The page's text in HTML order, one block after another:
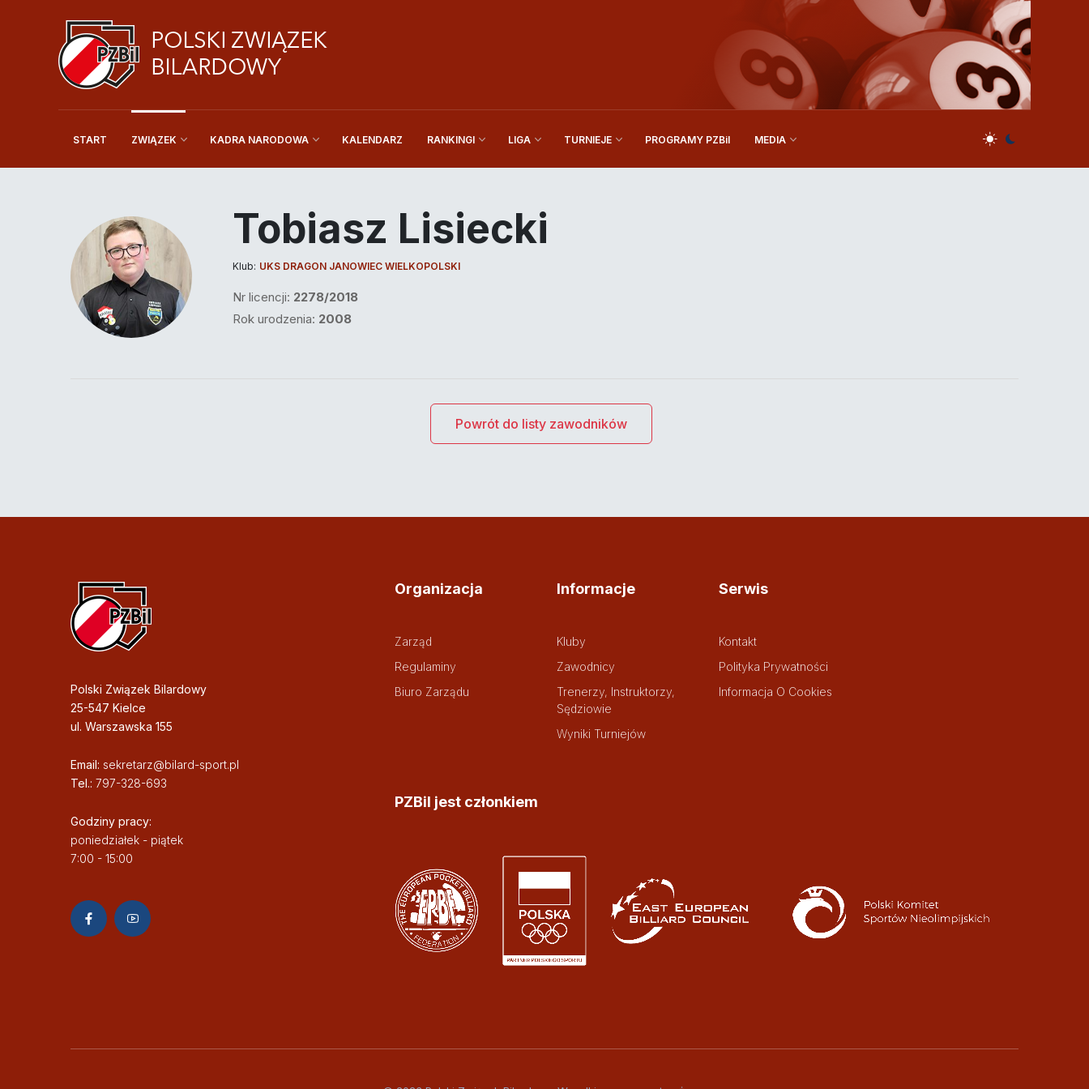
START ZWIĄZEK KADRA NARODOWA KALENDARZ RANKINGI LIGA TURNIEJE PROGRAMY PZBil MEDIA
Tobiasz Lisiecki
Klub: UKS DRAGON JANOWIEC WIELKOPOLSKI
Nr licencji: 2278/2018
Rok urodzenia: 2008
Powrót do listy zawodników
Polski Związek Bilardowy
25-547 Kielce
ul. Warszawska 155
Email: sekretarz@bilard-sport.pl
Tel.: 797-328-693
Godziny pracy:
poniedziałek - piątek
7:00 - 15:00
Organizacja
Zarząd
Regulaminy
Biuro Zarządu
Informacje
Kluby
Zawodnicy
Trenerzy, Instruktorzy,
Sędziowie
Wyniki Turniejów
Serwis
Kontakt
Polityka Prywatności
Informacja O Cookies
PZBil jest członkiem